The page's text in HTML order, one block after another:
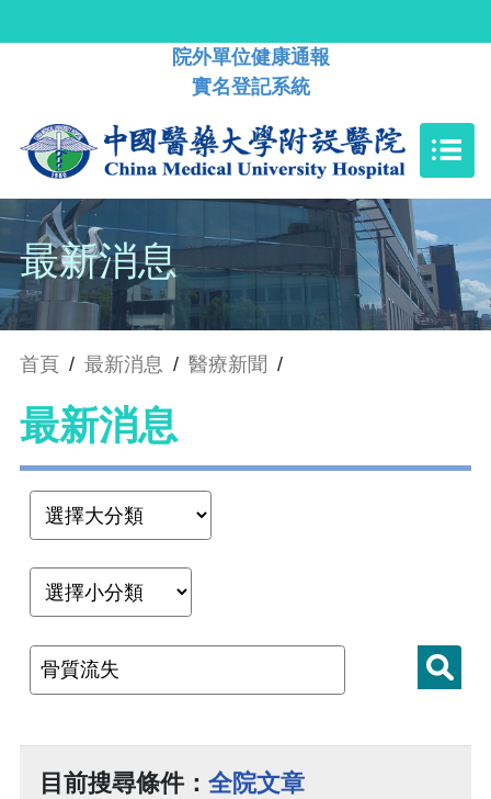
院外單位健康通報
實名登記系統
最新消息
首頁 / 最新消息 / 醫療新聞 /
最新消息
目前搜尋條件： 全院文章